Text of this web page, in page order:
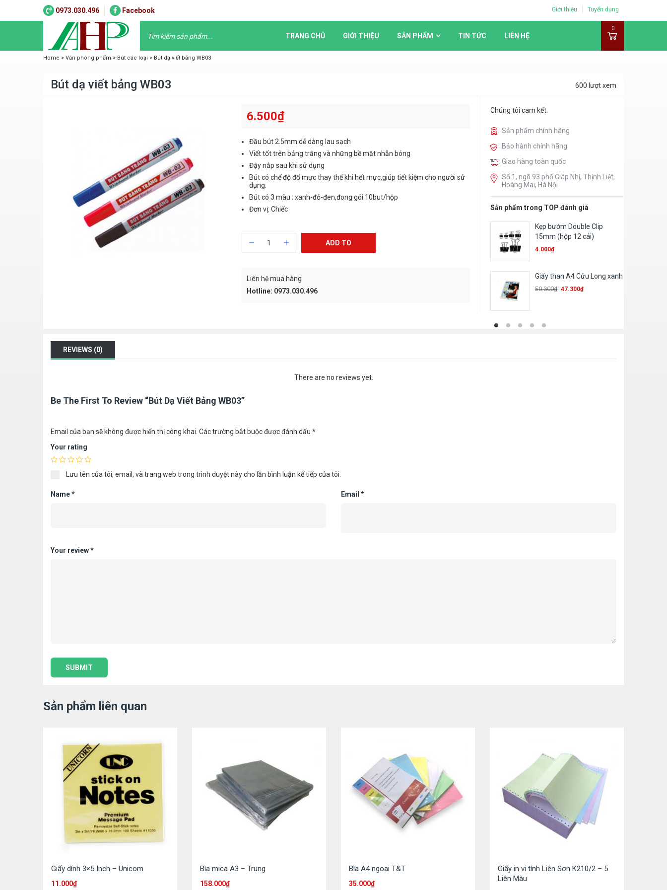
0973.030.496 Facebook Giới thiệu Tuyển dụng
TRANG CHỦ GIỚI THIỆU SẢN PHẨM TIN TỨC LIÊN HỆ
0
Home > Văn phòng phẩm > Bút các loại > Bút dạ viết bảng WB03
Bút dạ viết bảng WB03 600 lượt xem
6.500₫
Đầu bút 2.5mm dễ dàng lau sạch
Viết tốt trên bảng trắng và những bề mặt nhẵn bóng
Đậy nắp sau khi sử dụng
Bút có chế độ đổ mực thay thế khi hết mực,giúp tiết kiệm cho người sử
dụng.
Bút có 3 màu : xanh-đỏ-đen,đong gói 10but/hộp
Đơn vị: Chiếc
ADD TO
Liên hệ mua hàng
Hotline: 0973.030.496
Chúng tôi cam kết:
Sản phẩm chính hãng
Bảo hành chính hãng
Giao hàng toàn quốc
Số 1, ngõ 93 phố Giáp Nhị, Thịnh Liệt,
Hoàng Mai, Hà Nội
Sản phẩm trong TOP đánh giá
Kẹp bướm Double Clip
15mm (hộp 12 cái)
4.000
Giấy than A4 Cửu Long xanh
50.300 ₫ 47.300 ₫
REVIEWS (0)
There are no reviews yet.
Be The First To Review “Bút Dạ Viết Bảng WB03”
Email của bạn sẽ không được hiển thị công khai. Các trường bắt buộc được đánh dấu *
Your rating
Lưu tên của tôi, email, và trang web trong trình duyệt này cho lần bình luận kế tiếp của tôi.
Name* Email *
Your review*
Sản phẩm liên quan
Giấy dính 3×5 Inch – Unicom
11.000₫
Bìa mica A3 – Trung
158.000₫
Bìa A4 ngoại T&T
35.000₫
Giấy in vi tính Liên Sơn K210/2 – 5
Liên Màu